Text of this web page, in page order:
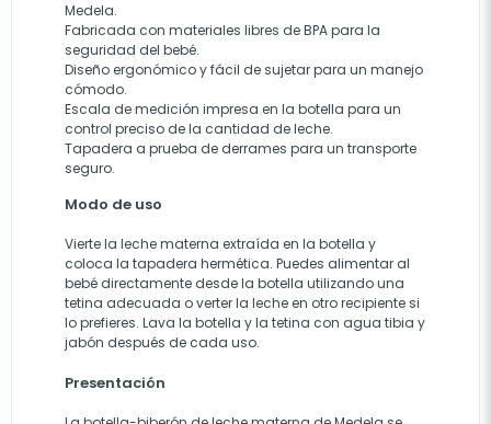
Medela.
Fabricada con materiales libres de BPA para la
seguridad del bebé.
Diseño ergonómico y fácil de sujetar para un manejo
cómodo.
Escala de medición impresa en la botella para un
control preciso de la cantidad de leche.
Tapadera a prueba de derrames para un transporte
seguro.
Modo de uso
Vierte la leche materna extraída en la botella y
coloca la tapadera hermética. Puedes alimentar al
bebé directamente desde la botella utilizando una
tetina adecuada o verter la leche en otro recipiente si
lo prefieres. Lava la botella y la tetina con agua tibia y
jabón después de cada uso.
Presentación